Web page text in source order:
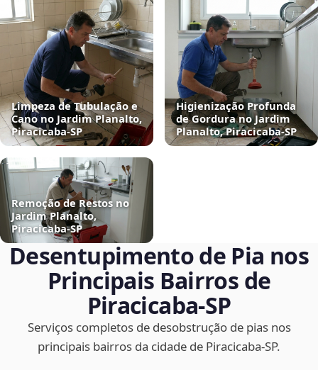
Limpeza de Tubulação e
Cano no Jardim Planalto,
Piracicaba‑SP
Higienização Profunda
de Gordura no Jardim
Planalto, Piracicaba‑SP
Remoção de Restos no
Jardim Planalto,
Piracicaba‑SP
Desentupimento de Pia nos
Principais Bairros de
Piracicaba‑SP
Serviços completos de desobstrução de pias nos
principais bairros da cidade de Piracicaba‑SP.